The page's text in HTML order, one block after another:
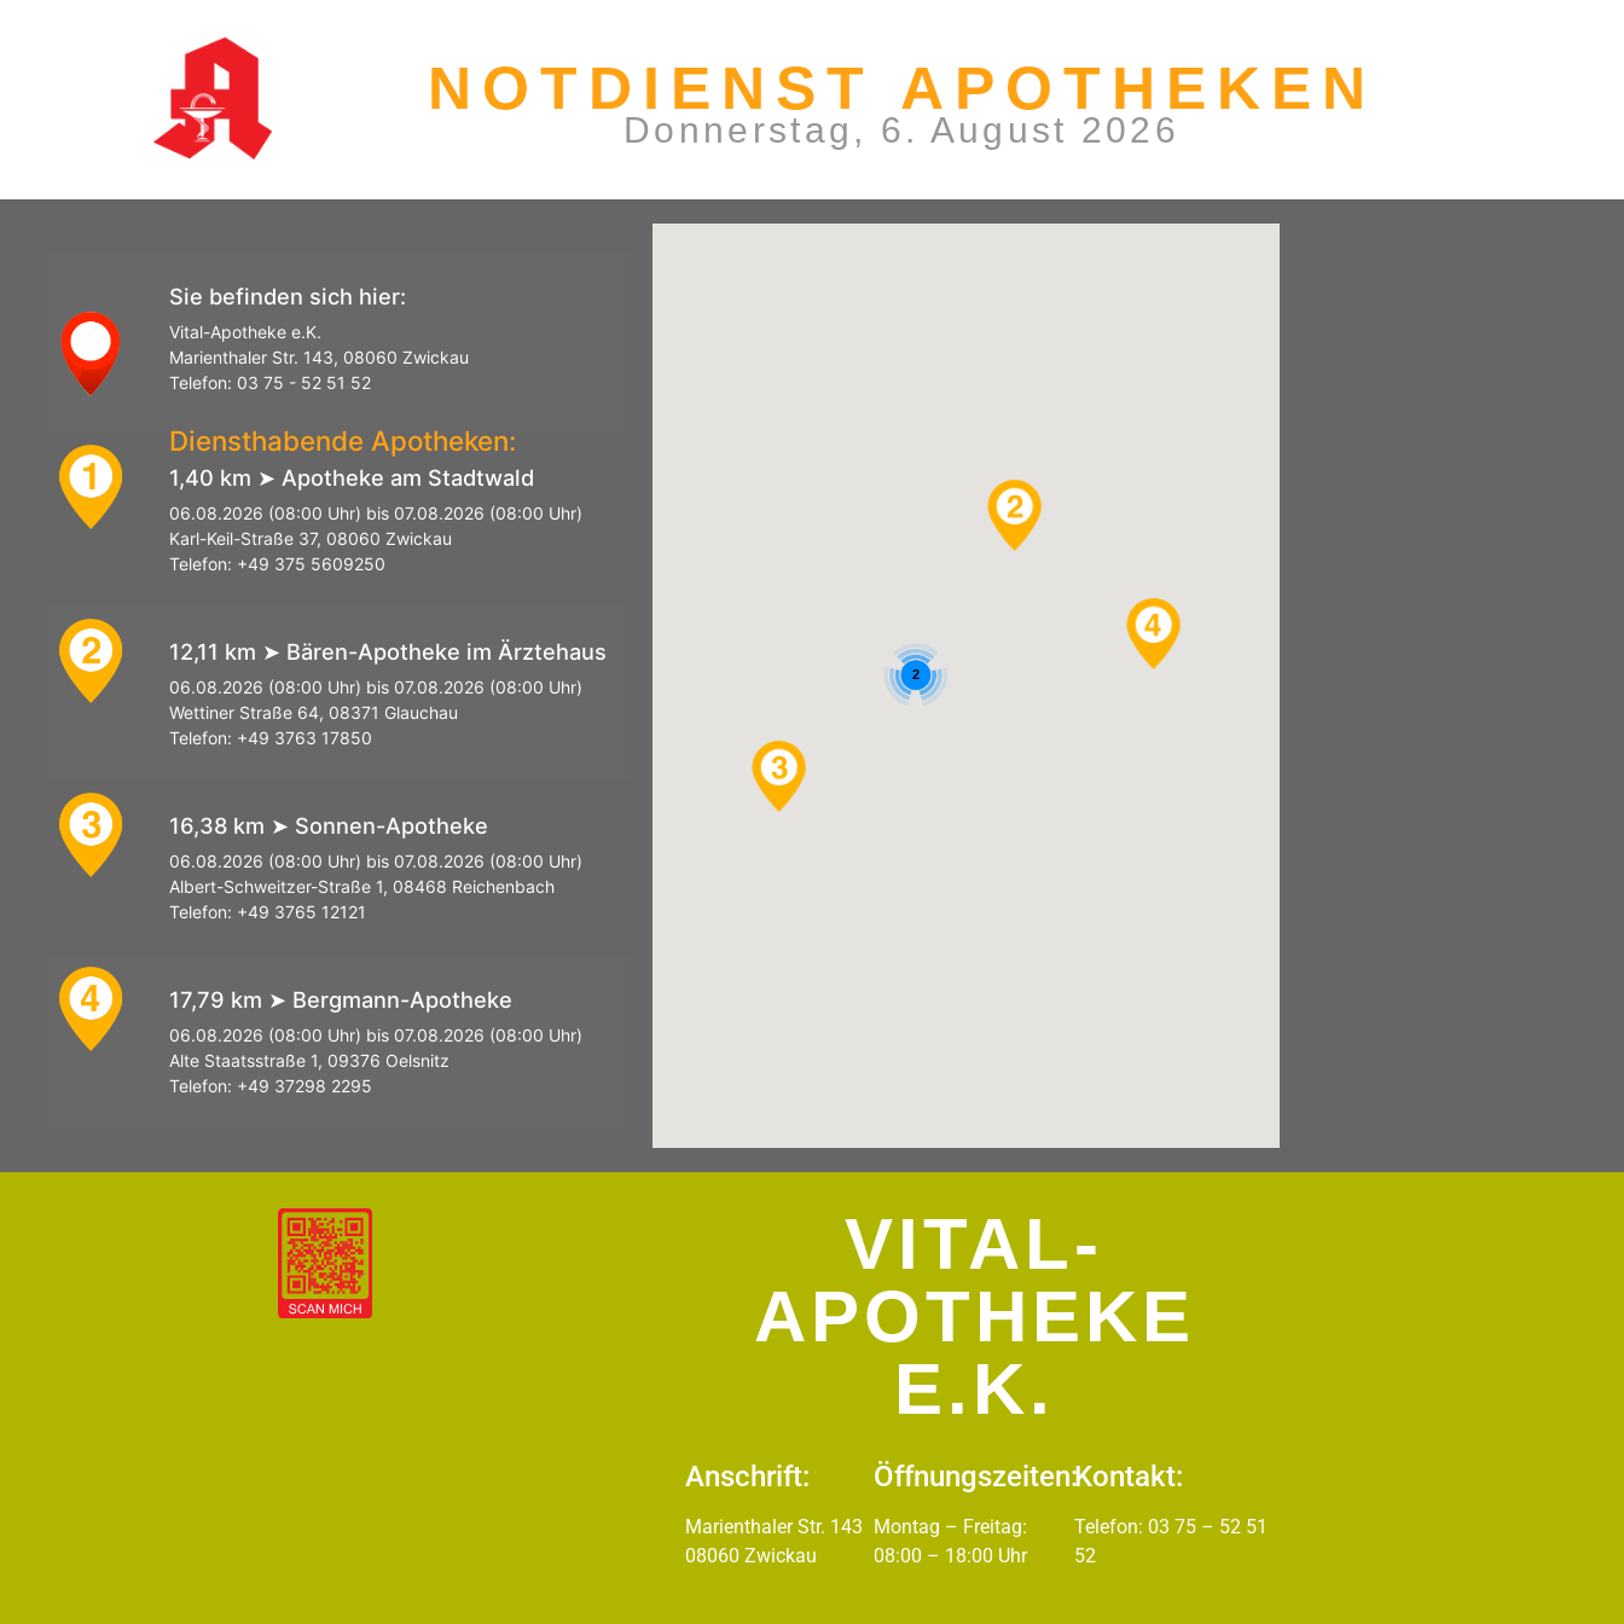
NOTDIENST APOTHEKEN
Donnerstag, 6. August 2026
Sie befinden sich hier:
Vital-Apotheke e.K.
Marienthaler Str. 143, 08060 Zwickau
Telefon: 03 75 - 52 51 52
Diensthabende Apotheken:
1 1,40 km ➤ Apotheke am Stadtwald
06.08.2026 (08:00 Uhr) bis 07.08.2026 (08:00 Uhr)
Karl-Keil-Straße 37, 08060 Zwickau
Telefon: +49 375 5609250
2 12,11 km ➤ Bären-Apotheke im Ärztehaus
06.08.2026 (08:00 Uhr) bis 07.08.2026 (08:00 Uhr)
Wettiner Straße 64, 08371 Glauchau
Telefon: +49 3763 17850
3 16,38 km ➤ Sonnen-Apotheke
06.08.2026 (08:00 Uhr) bis 07.08.2026 (08:00 Uhr)
Albert-Schweitzer-Straße 1, 08468 Reichenbach
Telefon: +49 3765 12121
4 17,79 km ➤ Bergmann-Apotheke
06.08.2026 (08:00 Uhr) bis 07.08.2026 (08:00 Uhr)
Alte Staatsstraße 1, 09376 Oelsnitz
Telefon: +49 37298 2295
2
VITAL-
APOTHEKE
E.K.
Anschrift:
Marienthaler Str. 143
08060 Zwickau
Öffnungszeiten:
Montag – Freitag:
08:00 – 18:00 Uhr
Kontakt:
Telefon: 03 75 – 52 51
52